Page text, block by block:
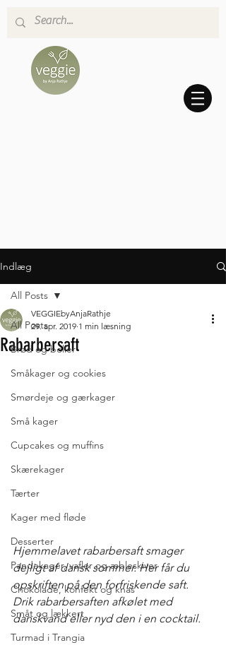
Indlæg
All Posts
Brød og boller
Småkager og cookies
Smørdeje og gærkager
Små kager
Cupcakes og muffins
Skærekager
Tærter
Kager med fløde
Desserter
Pandekager, vafler og æbleskiver
Chokolade, konfekt og knas
Småt og lækkert
Turmad i Trangia
All Posts
Rabarbersaft
VEGGIEbyAnjaRathje
29. apr. 2019 1 min læsning
Hjemmelavet rabarbersaft smager
dejligt af dansk sommer. Her får du
opskriften på den forfriskende saft.
Drik rabarbersaften afkølet med
danskvand eller nyd den i en cocktail.